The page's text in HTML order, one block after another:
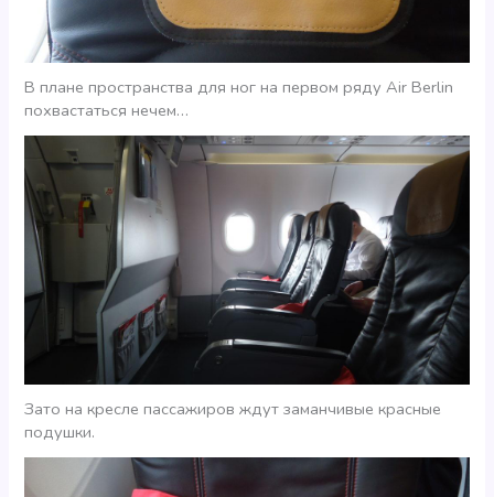
В плане пространства для ног на первом ряду Air Berlin
похвастаться нечем…
Зато на кресле пассажиров ждут заманчивые красные
подушки.